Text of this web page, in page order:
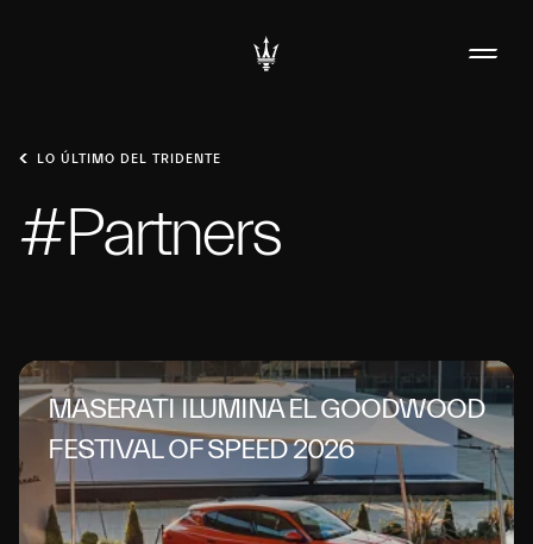
LO ÚLTIMO DEL TRIDENTE
#Partners
MASERATI ILUMINA EL GOODWOOD
FESTIVAL OF SPEED 2026